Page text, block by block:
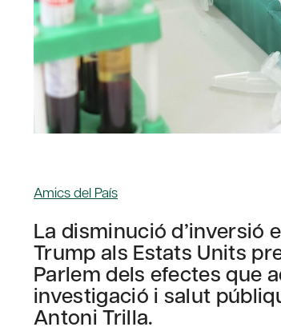
Amics del País
La disminució d’inversió
Trump als Estats Units
Parlem dels efectes que
investigació i salut
Antoni Trilla.